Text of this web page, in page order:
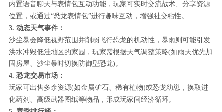
内置语音聊天与表情包互动功能，玩家可实时交流战术、分享资源
位置，或通过“恐龙表情包”进行趣味互动，增强社交粘性。
3. 动态天气事件：
沙尘暴会降低视野范围并削弱飞行恐龙的机动性，暴雨则可能引发
洪水冲毁低洼地区的家园，玩家需根据天气调整策略(如雨天优先加
固房屋、沙尘暴时切换防御型恐龙)。
4. 恐龙交易市场：
玩家可出售多余资源(如金属矿石、稀有植物)或恐龙幼崽，换取进
化药剂、高级武器图纸等物品，形成玩家间经济循环。